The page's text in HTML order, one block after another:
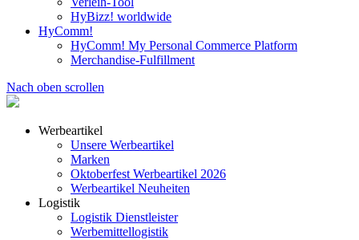
HyBizz! worldwide
HyComm!
HyComm! My Personal Commerce Platform
Merchandise-Fulfillment
Nach oben scrollen
Werbeartikel
Unsere Werbeartikel
Marken
Oktoberfest Werbeartikel 2026
Werbeartikel Neuheiten
Logistik
Logistik Dienstleister
Werbemittellogistik